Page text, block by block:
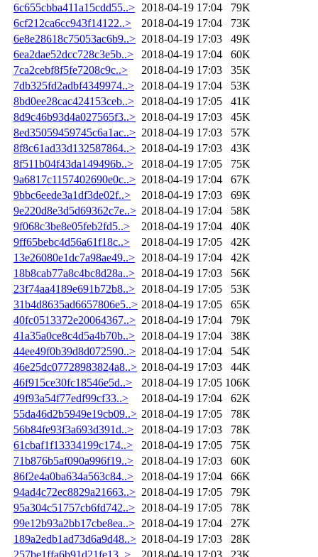
6c655cbba411a15cdd55..> 2018-04-19 17:04
79K
6cf212ca6cc943f14122..>
2018-04-19 17:04
73K
6e8e28618c75053ac6b9..> 2018-04-19 17:03
49K
6ea2dae52dcc728c3e5b..>
2018-04-19 17:04
60K
7ca2cebf8f5fe7208c9c..>
2018-04-19 17:03
35K
7db325fd2adbf4349974..>
2018-04-19 17:04
53K
8bd0ee28cac424153ceb..>
2018-04-19 17:05
41K
8d9c46b93d4a027565f3..> 2018-04-19 17:03
45K
8ed35059459745c6a1ac..> 2018-04-19 17:03
57K
8f8c61ad33d132587864..> 2018-04-19 17:03
43K
8f511b04f43da149496b..>
2018-04-19 17:05
75K
9a6817c1157402690e0c..> 2018-04-19 17:04
67K
9bbc6eede3a1df3de02f..>
2018-04-19 17:03
69K
9e220d8e3d5d69362c7e..> 2018-04-19 17:04
58K
9f068c3be8e05feb2fd5..>
2018-04-19 17:04
40K
9ff65bebc4d56a61f18c..>
2018-04-19 17:05
42K
13e26080e1dc7a98ae49..> 2018-04-19 17:04
42K
18b8cab77a8c4bc8d28a..> 2018-04-19 17:03
56K
23f74aa4189e691b72b8..> 2018-04-19 17:05
53K
31b4d8635ad6657806e5..> 2018-04-19 17:05
65K
40fc0513372e20064367..> 2018-04-19 17:04
79K
41a35a0ce8c4d5a4b70b..> 2018-04-19 17:04
38K
44ee49f0b39d8d072590..> 2018-04-19 17:04
54K
46e25dc07728983824a8..> 2018-04-19 17:03
44K
46f915ce30fc18546e5d..>
2018-04-19 17:05 106K
49f93a54f77edf99cf33..>
2018-04-19 17:04
62K
55da46d2b5949e19cb09..> 2018-04-19 17:05
78K
56b84fe93f3a693d391d..>
2018-04-19 17:03
78K
61cbaf1f13334199c174..>
2018-04-19 17:05
75K
71b876b5af090a996f19..>
2018-04-19 17:03
60K
86f2e4a0ba634a563c84..>
2018-04-19 17:04
66K
94ad4c72ec8829a21663..> 2018-04-19 17:05
79K
95a304c51757cb6fd742..> 2018-04-19 17:05
78K
99e12b93a2bb17cbe8ea..> 2018-04-19 17:04
27K
189a2edb1ad73d6a9d48..> 2018-04-19 17:03
28K
257be1ffa6b91d21fe13..>
2018-04-19 17:03
23K